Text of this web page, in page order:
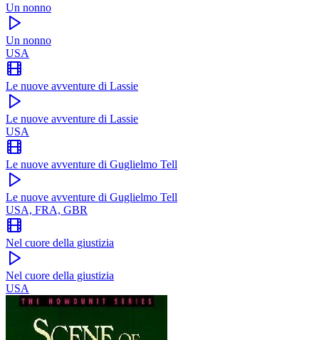
Un nonno
Un nonno
USA
Le nuove avventure di Lassie
Le nuove avventure di Lassie
USA
Le nuove avventure di Guglielmo Tell
Le nuove avventure di Guglielmo Tell
USA, FRA, GBR
Nel cuore della giustizia
Nel cuore della giustizia
USA